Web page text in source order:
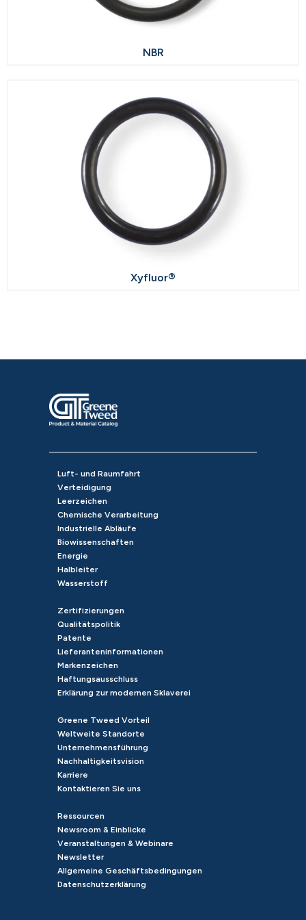
NBR
Xyfluor®
Luft- und Raumfahrt
Verteidigung
Leerzeichen
Chemische Verarbeitung
Industrielle Abläufe
Biowissenschaften
Energie
Halbleiter
Wasserstoff
Zertifizierungen
Qualitätspolitik
Patente
Lieferanteninformationen
Markenzeichen
Haftungsausschluss
Erklärung zur modernen Sklaverei
Greene Tweed Vorteil
Weltweite Standorte
Unternehmensführung
Nachhaltigkeitsvision
Karriere
Kontaktieren Sie uns
Ressourcen
Newsroom & Einblicke
Veranstaltungen & Webinare
Newsletter
Allgemeine Geschäftsbedingungen
Datenschutzerklärung